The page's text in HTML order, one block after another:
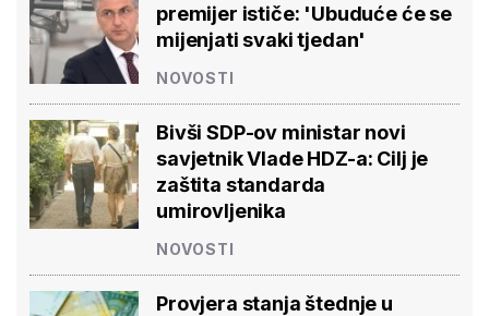
premijer ističe: 'Ubuduće će se
mijenjati svaki tjedan'
NOVOSTI
Bivši SDP-ov ministar novi
savjetnik Vlade HDZ-a: Cilj je
zaštita standarda
umirovljenika
NOVOSTI
Provjera stanja štednje u